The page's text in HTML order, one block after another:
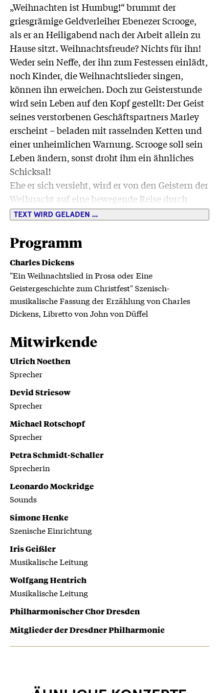
„Weihnachten ist Humbug!“ brummt der
griesgrämige Geldverleiher Ebenezer Scrooge,
als er an Heiligabend nach der Arbeit allein zu
Hause sitzt. Weihnachtsfreude? Nichts für ihn!
Weder sein Neffe, der ihn zum Festessen einlädt,
noch Kinder, die Weihnachtslieder singen,
können ihn erweichen. Doch zur Geisterstunde
wird sein Leben auf den Kopf gestellt: Der Geist
seines verstorbenen Geschäftspartners Marley
erscheint – beladen mit rasselnden Ketten und
einer unheimlichen Warnung. Scrooge soll sein
Leben ändern, sonst droht ihm ein ähnliches
Schicksal!
Ehe er sich versieht, wird er von den Geistern der
Weihnacht auf eine bewegende Reise durch
Vergangenheit, Gegenwart und Zukunft
Handelns wird aus dem eiskalten Geizhals
allmählich ein Mann, der das wahre Wesen von
Weihnachten versteht.
Begleitet wird die szenische Lesung von
festlichen englischen Weihnachtsliedern,
gesungen vom Philharmonischen Chor – ein
stimmungsvoller Abend voller Gänsehaut und
Herz!
TEXT WIRD GELADEN ...
Programm
Charles Dickens
"Ein Weihnachtslied in Prosa oder Eine
Geistergeschichte zum Christfest" Szenisch-
musikalische Fassung der Erzählung von Charles
Dickens, Libretto von John von Düffel
Mitwirkende
Ulrich Noethen
Sprecher
Devid Striesow
Sprecher
Michael Rotschopf
Sprecher
Petra Schmidt-Schaller
Sprecherin
Leonardo Mockridge
Sounds
Simone Henke
Szenische Einrichtung
Iris Geißler
Musikalische Leitung
Wolfgang Hentrich
Musikalische Leitung
Philharmonischer Chor Dresden
Mitglieder der Dresdner Philharmonie